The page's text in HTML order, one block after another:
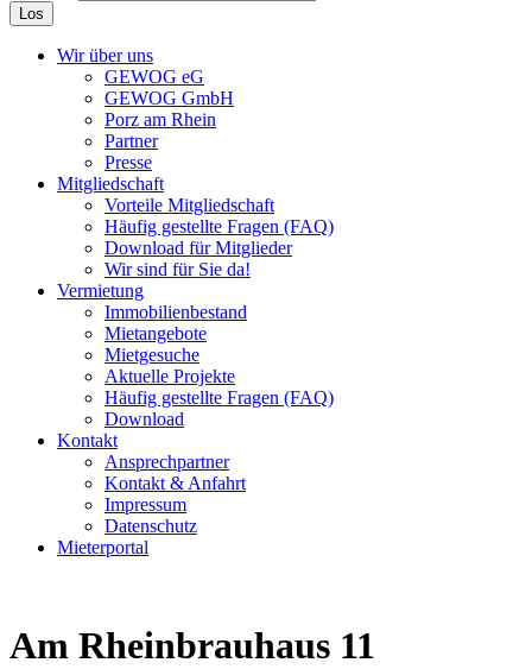
Los
Wir über uns
GEWOG eG
GEWOG GmbH
Porz am Rhein
Partner
Presse
Mitgliedschaft
Vorteile Mitgliedschaft
Häufig gestellte Fragen (FAQ)
Download für Mitglieder
Wir sind für Sie da!
Vermietung
Immobilienbestand
Mietangebote
Mietgesuche
Aktuelle Projekte
Häufig gestellte Fragen (FAQ)
Download
Kontakt
Ansprechpartner
Kontakt & Anfahrt
Impressum
Datenschutz
Mieterportal
Am Rheinbrauhaus 11